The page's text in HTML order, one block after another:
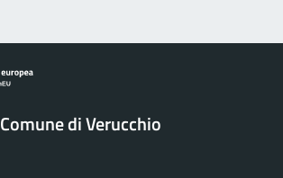
Comune di Verucchio